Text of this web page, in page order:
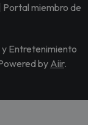
Portal miembro de
Entretenimiento
by Aiir.